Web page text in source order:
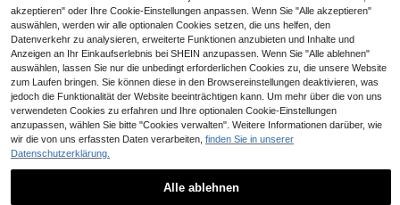
1 Stück Damen Sport Yoga Shorts
akzeptieren" oder Ihre Cookie-Einstellungen anpassen. Wenn Sie "Alle akzeptieren"
auswählen, werden wir alle optionalen Cookies setzen, die uns helfen, den
Datenverkehr zu analysieren, erweiterte Funktionen anzubieten und Inhalte und
Anzeigen an Ihr Einkaufserlebnis bei SHEIN anzupassen. Wenn Sie "Alle ablehnen"
auswählen, lassen Sie nur die unbedingt erforderlichen Cookies zu, die unsere Website
zum Laufen bringen. Sie können diese in den Browsereinstellungen deaktivieren, was
jedoch die Funktionalität der Website beeinträchtigen kann. Um mehr über die von uns
verwendeten Cookies zu erfahren und Ihre optionalen Cookie-Einstellungen
anzupassen, wählen Sie bitte "Cookies verwalten". Weitere Informationen darüber, wie
wir die von uns erfassten Daten verarbeiten, finden Sie in unserer
Datenschutzerklärung.
Alle ablehnen